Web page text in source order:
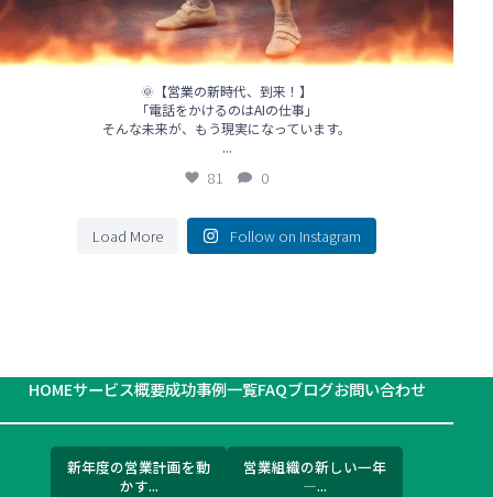
🌞【営業の新時代、到来！】
「電話をかけるのはAIの仕事」
そんな未来が、もう現実になっています。
...
81 0
Load More Follow on Instagram
HOMEサービス概要成功事例一覧FAQブログお問い合わせ
新年度の営業計画を動
かす...
営業組織の新しい一年
―...